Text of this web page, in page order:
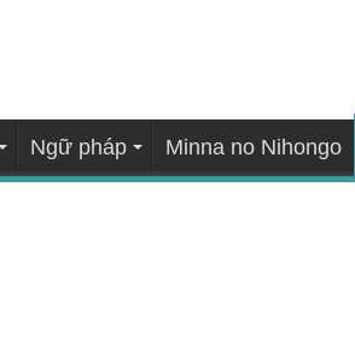
Ngữ pháp Minna no Nihongo